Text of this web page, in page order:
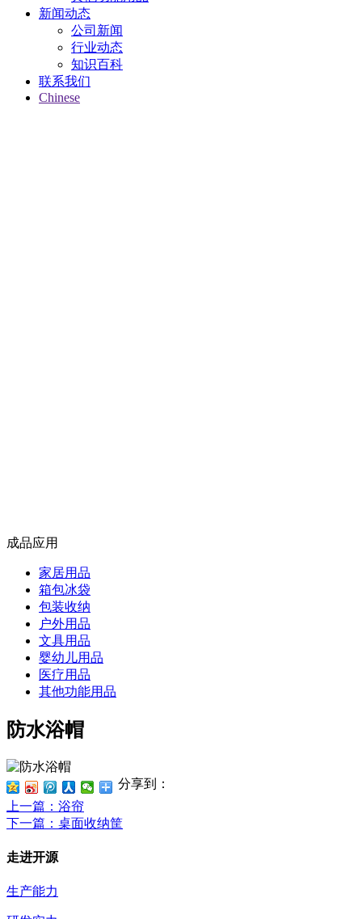
新闻动态
公司新闻
行业动态
知识百科
联系我们
Chinese
成品应用
家居用品
箱包冰袋
包装收纳
户外用品
文具用品
婴幼儿用品
医疗用品
其他功能用品
防水浴帽
分享到：
上一篇 ：浴帘
下一篇 ：桌面收纳筐
走进开源
生产能力